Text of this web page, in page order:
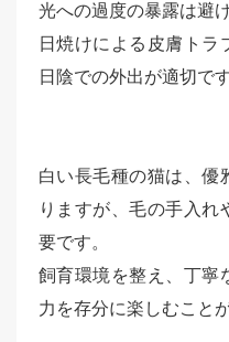
光への過度の暴露は避
日焼けによる皮膚トラ
日陰での外出が適切です
白い長毛種の猫は、優
りますが、毛の手入れ
要です。
飼育環境を整え、丁寧
力を存分に楽しむこと